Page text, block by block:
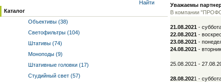
Найти
Каталог
Объективы (38)
Светофильтры (104)
Штативы (74)
Моноподы (9)
Штативные головки (17)
Студийный свет (57)
Уважаемы
В компании
21.08.2021 -
22.08.2021 -
23.08.2021 -
24.08.2021 -
25.08.2021 -
28.08.2021 -